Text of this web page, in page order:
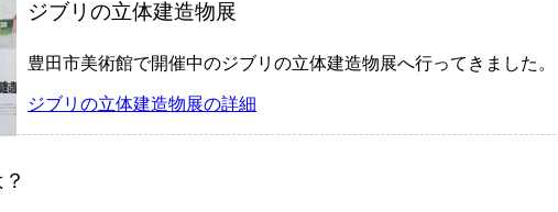
ジブリの立体建造物展
豊田市美術館で開催中のジブリの立体建造物展へ行ってきました。
ジブリの立体建造物展の詳細